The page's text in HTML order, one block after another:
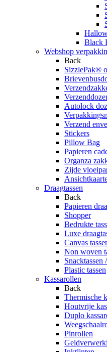
Black
Webshop
Back
SizzlePak®
Autolock
Verzend
Stickers
Pillow Bag
Papieren
Organza
Zijde
Draagtassen
Back
Papieren
Shopper
Bedrukte
Luxe
Canvas
Non woven
Snacktassen
Plastic tassen
Kassarollen
Back
Thermische
Houtvrije
Duplo
Pinrollen